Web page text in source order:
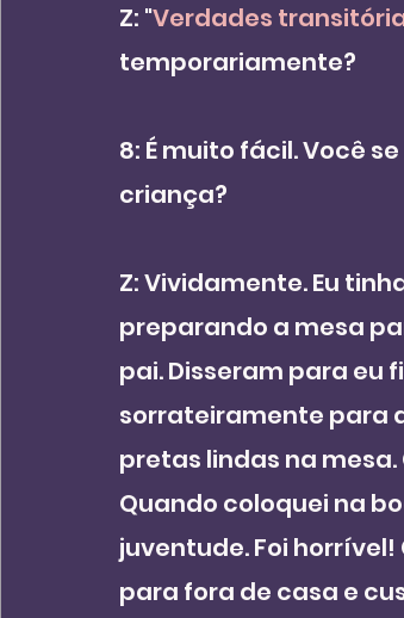
Z: "Verdades
temporariamente?
8: É muito fácil. Você
criança?
Z: Vividamente. Eu
preparando a mesa
pai. Disseram para eu
sorrateiramente para
pretas lindas na
Quando coloquei na
juventude. Foi
para fora de casa e